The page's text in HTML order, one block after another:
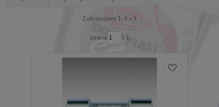
Zobrazujem 1-3 z 3
strana z 1